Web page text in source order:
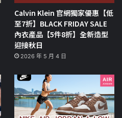
Calvin Klein 官網獨家優惠【低
至7折】BLACK FRIDAY SALE
內衣產品【5件8折】全新造型
迎接秋日
2026 年 5 月 4 日